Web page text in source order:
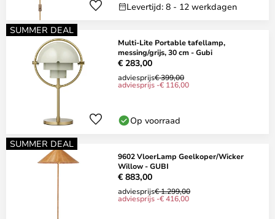
Levertijd: 8 - 12 werkdagen
SUMMER DEAL
Multi-Lite Portable tafellamp,
messing/grijs, 30 cm - Gubi
€ 283,00
adviesprijs€ 399,00
adviesprijs -€ 116,00
Op voorraad
SUMMER DEAL
9602 VloerLamp Geelkoper/Wicker
Willow - GUBI
€ 883,00
adviesprijs€ 1.299,00
adviesprijs -€ 416,00